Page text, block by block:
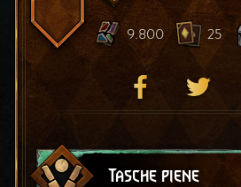
9.800 25
Tasche piene